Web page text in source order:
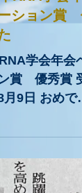
備わっている
ステムであ
RNA学会年
ション賞
学会年会ベ
賞 優秀賞 受
本RNA学会
ン賞URL
admin-